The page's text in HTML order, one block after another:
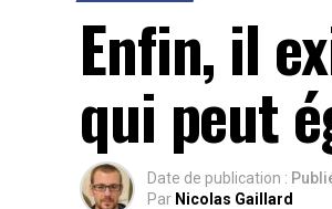
Enfin, il
qui peut
Date de publication :
Par Nicolas Gaillard